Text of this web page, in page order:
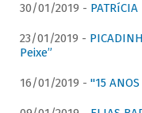
30/01/2019 -
23/01/2019 -
Peixe”
16/01/2019 - "15